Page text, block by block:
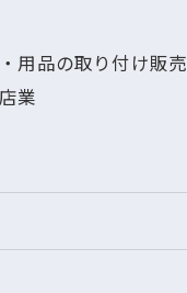
用品の取り付け販売
業